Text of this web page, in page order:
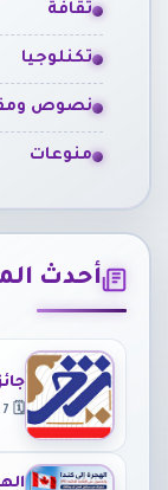
ثقافة
تكنلوجيا
نصوص
منوعات
أحدث
🗓 7 أوت 2026